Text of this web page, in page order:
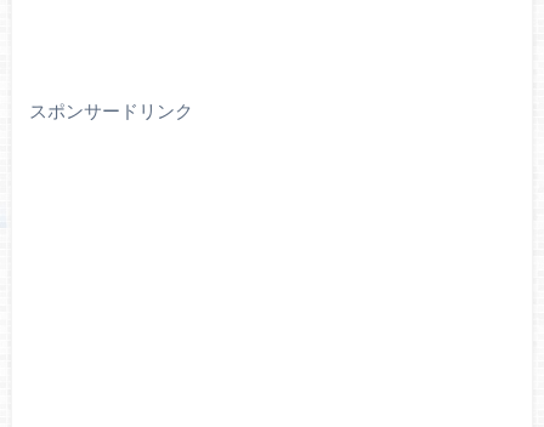
スポンサードリンク